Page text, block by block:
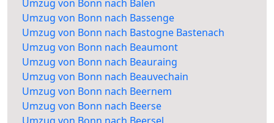
Umzug von Bonn nach Balen
Umzug von Bonn nach Bassenge
Umzug von Bonn nach Bastogne Bastenach
Umzug von Bonn nach Beaumont
Umzug von Bonn nach Beauraing
Umzug von Bonn nach Beauvechain
Umzug von Bonn nach Beernem
Umzug von Bonn nach Beerse